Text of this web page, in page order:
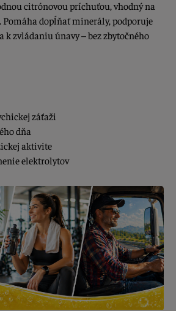
citrónovou príchuťou, vhodný na
Pomáha dopĺňať minerály, podporuje
k zvládaniu únavy – bez zbytočného
záťaži
dňa
aktivite
elektrolytov